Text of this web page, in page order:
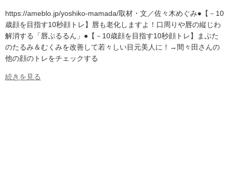
https://ameblo.jp/yoshiko-mamada/取材・文／佐々木めぐみ●【－10
歳顔を目指す10秒顔トレ】唇も老化しますよ！口周りや唇の縦じわ
解消する「唇ぷるるん」●【－10歳顔を目指す10秒顔トレ】まぶた
のたるみ＆むくみを改善して若々しい目元美人に！→間々田さんの
他の顔のトレをチェックする
続きを見る